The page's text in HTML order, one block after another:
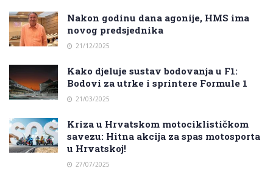
Nakon godinu dana agonije, HMS ima
novog predsjednika
21/12/2025
Kako djeluje sustav bodovanja u F1:
Bodovi za utrke i sprintere Formule 1
21/03/2025
Kriza u Hrvatskom motociklističkom
savezu: Hitna akcija za spas motosporta
u Hrvatskoj!
27/07/2025